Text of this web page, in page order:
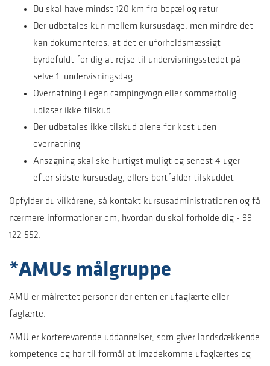
Du skal have mindst 120 km fra bopæl og retur
Der udbetales kun mellem kursusdage, men mindre det
kan dokumenteres, at det er uforholdsmæssigt
byrdefuldt for dig at rejse til undervisningsstedet på
selve 1. undervisningsdag
Overnatning i egen campingvogn eller sommerbolig
udløser ikke tilskud
Der udbetales ikke tilskud alene for kost uden
overnatning
Ansøgning skal ske hurtigst muligt og senest 4 uger
efter sidste kursusdag, ellers bortfalder tilskuddet
Opfylder du vilkårene, så kontakt kursusadministrationen og få
nærmere informationer om, hvordan du skal forholde dig - 99
122 552.
*AMUs målgruppe
AMU er målrettet personer der enten er ufaglærte eller
faglærte.
AMU er korterevarende uddannelser, som giver landsdækkende
kompetence og har til formål at imødekomme ufaglærtes og